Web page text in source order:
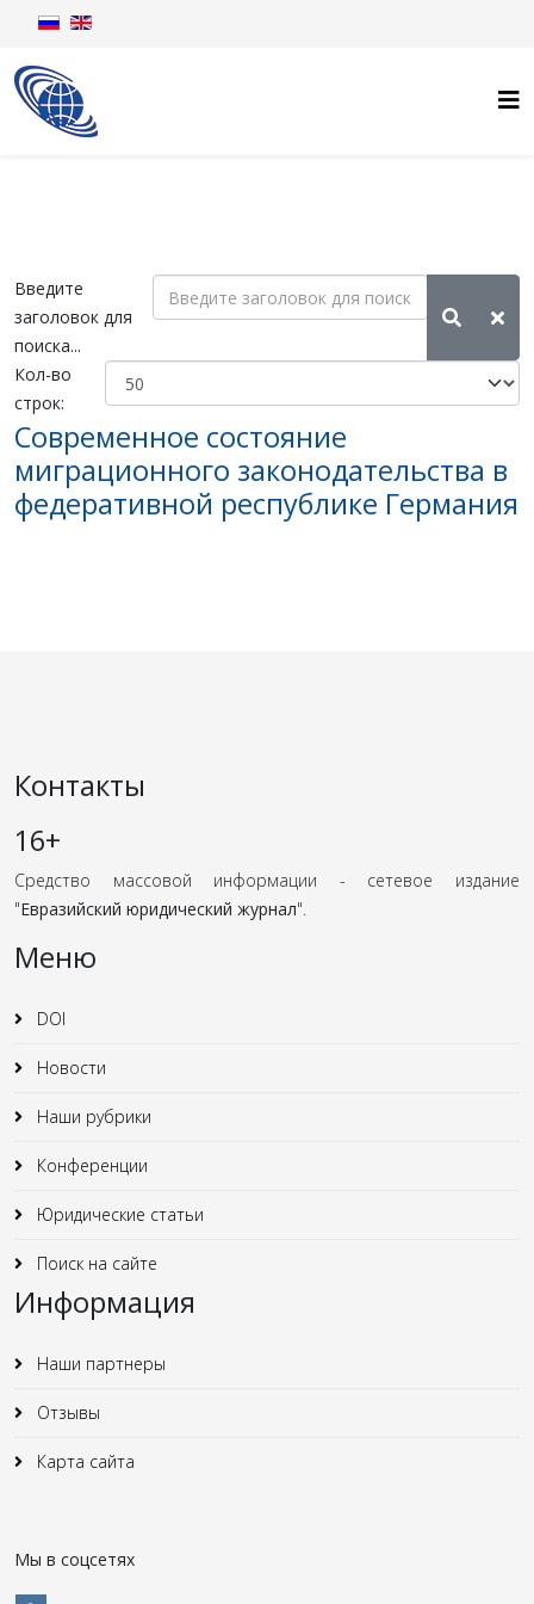
Введите
заголовок для
поиска...
Кол-во
строк:
Современное состояние
миграционного законодательства в
федеративной республике Германия
Контакты
16+
Средство массовой информации - сетевое издание
"Евразийский юридический журнал".
Меню
DOI
Новости
Наши рубрики
Конференции
Юридические статьи
Поиск на сайте
Информация
Наши партнеры
Отзывы
Карта сайта
Мы в соцсетях